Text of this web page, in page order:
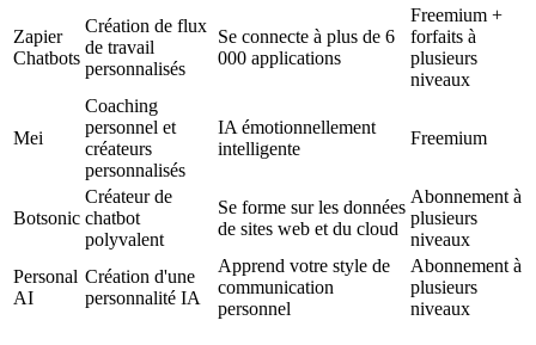
Zapier
Chatbots
Création de flux
de travail
personnalisés
Se connecte à plus de 6
000 applications
Freemium +
forfaits à
plusieurs
niveaux
Mei
Coaching
personnel et
créateurs
personnalisés
IA émotionnellement
intelligente
Freemium
Botsonic
Créateur de
chatbot
polyvalent
Se forme sur les données
de sites web et du cloud
Abonnement à
plusieurs
niveaux
Personal
AI
Création d'une
personnalité IA
Apprend votre style de
communication
personnel
Abonnement à
plusieurs
niveaux